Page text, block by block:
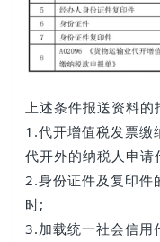
上述条件报送资料
1.代开增值税发票缴
代开外的纳税人申请
2.身份证件及复印件
时;
3.加载统一社会信用